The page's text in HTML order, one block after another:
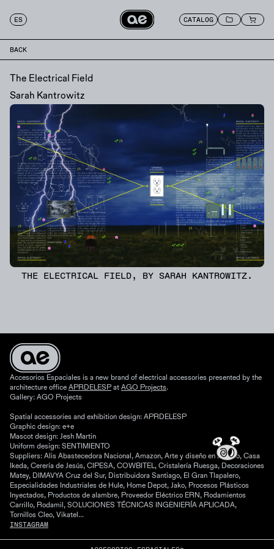
ES CATALOG
BACK
The Electrical Field
Sarah Kantrowitz
THE ELECTRICAL FIELD, BY SARAH KANTROWITZ.
Accesorios Espaciales is a new brand of electrical accessories presented by the
architecture office APRDELESP at AGO Projects.
Gallery: AGO Projects
Spatial accessories and exhibition design: APRDELESP
Graphic design: e+e
Mascot design: Jesh Martin
Uniform design: SENTIMIENTO
Suppliers: Alis Abastecedora Nacional, Amazon, Arte y diseño en acrílico, Casa
Ikeda, Cerería de Jesús, CIPESA, COWBITEL, Cristalería Ruesga, Decoraciones
Matey, DIMAVYA Cruz del Sur, Distribuidora Santiago, El Gran Tlapalero,
Especialidades Industriales de Hule, Home Depot, Jako, Procesos Plásticos
Inyectados, Productos de alambre, Proveedor Eléctrico ERN, Rodamientos
Carrillo, Rodamil, SOLUCIONES TÉCNICAS INGENIERÍA APLICADA,
Tornillos Cleo, Vikatel…
INSTAGRAM